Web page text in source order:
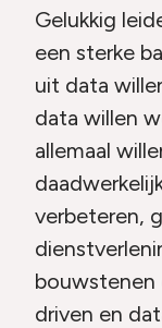
Gelukkig
een sterke
uit data
data willen
allemaal
verbeteren,
bouwstenen
driven en